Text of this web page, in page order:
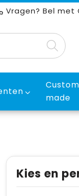
Vragen? Bel met
Custom
made
Kies en